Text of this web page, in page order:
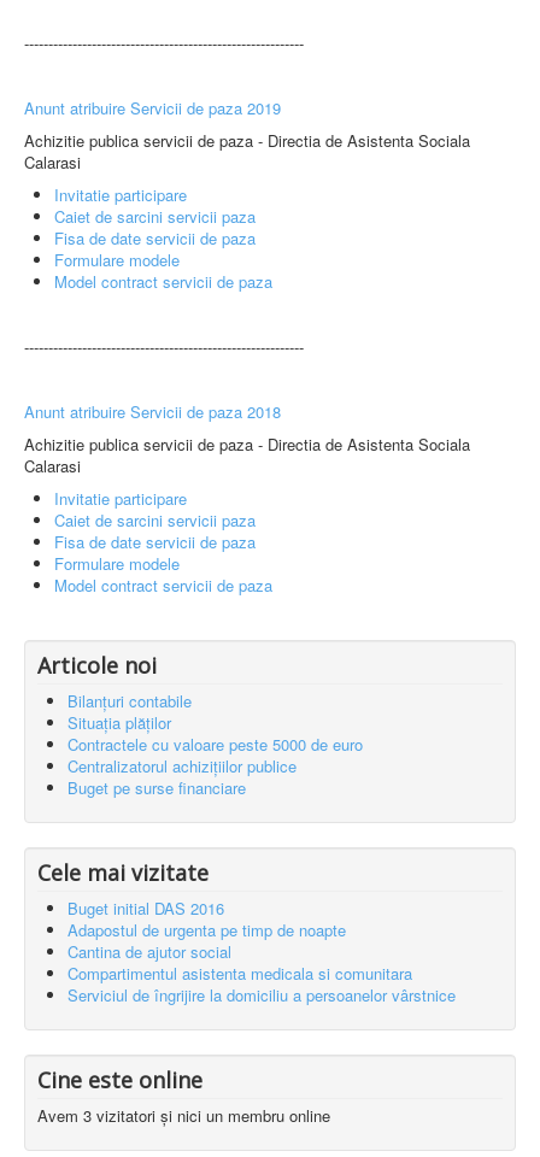
----------------------------------------------------------
Anunt atribuire Servicii de paza 2019
Achizitie publica servicii de paza - Directia de Asistenta Sociala
Calarasi
Invitatie participare
Caiet de sarcini servicii paza
Fisa de date servicii de paza
Formulare modele
Model contract servicii de paza
----------------------------------------------------------
Anunt atribuire Servicii de paza 2018
Achizitie publica servicii de paza - Directia de Asistenta Sociala
Calarasi
Invitatie participare
Caiet de sarcini servicii paza
Fisa de date servicii de paza
Formulare modele
Model contract servicii de paza
Articole noi
Bilanțuri contabile
Situația plăților
Contractele cu valoare peste 5000 de euro
Centralizatorul achizițiilor publice
Buget pe surse financiare
Cele mai vizitate
Buget initial DAS 2016
Adapostul de urgenta pe timp de noapte
Cantina de ajutor social
Compartimentul asistenta medicala si comunitara
Serviciul de îngrijire la domiciliu a persoanelor vârstnice
Cine este online
Avem 3 vizitatori și nici un membru online